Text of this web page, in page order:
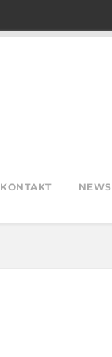
KONTAKT NEWS